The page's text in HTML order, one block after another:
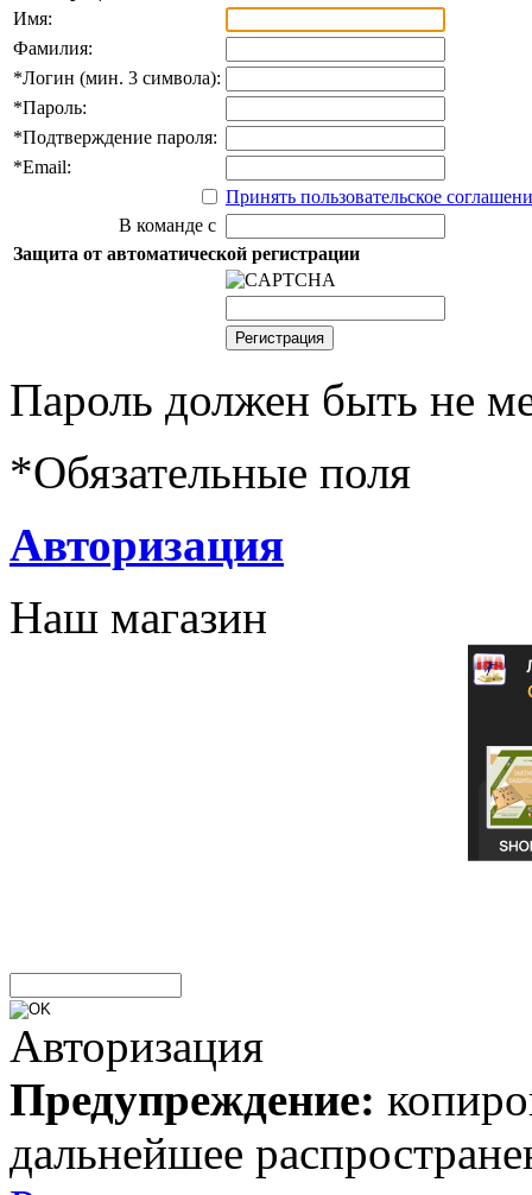
Имя:
Фамилия:
*Логин (мин. 3 символа):
*Пароль:
*Подтверждение пароля:
*Email:
Принять пользовательское
В команде с
Защита от автоматической регистрации
Пароль должен быть не
*Обязательные поля
Авторизация
Наш магазин
Авторизация
Предупреждение:
дальнейшее